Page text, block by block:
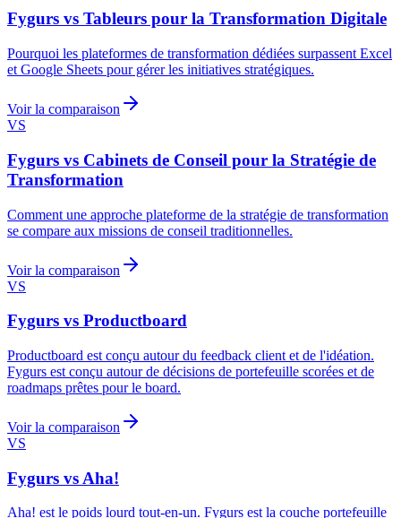
Fygurs vs Tableurs pour la Transformation Digitale
Pourquoi les plateformes de transformation dédiées surpassent Excel
et Google Sheets pour gérer les initiatives stratégiques.
Voir la comparaison
VS
Fygurs vs Cabinets de Conseil pour la Stratégie de
Transformation
Comment une approche plateforme de la stratégie de transformation
se compare aux missions de conseil traditionnelles.
Voir la comparaison
VS
Fygurs vs Productboard
Productboard est conçu autour du feedback client et de l'idéation.
Fygurs est conçu autour de décisions de portefeuille scorées et de
roadmaps prêtes pour le board.
Voir la comparaison
VS
Fygurs vs Aha!
Aha! est le poids lourd tout-en-un. Fygurs est la couche portefeuille